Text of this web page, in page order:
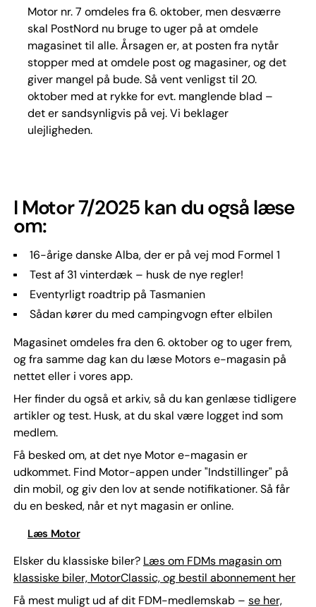
Motor nr. 7 omdeles fra 6. oktober, men desværre
skal PostNord nu bruge to uger på at omdele
magasinet til alle. Årsagen er, at posten fra nytår
stopper med at omdele post og magasiner, og det
giver mangel på bude. Så vent venligst til 20.
oktober med at rykke for evt. manglende blad –
det er sandsynligvis på vej. Vi beklager
ulejligheden.
I Motor 7/2025 kan du også læse
om:
16-årige danske Alba, der er på vej mod Formel 1
Test af 31 vinterdæk – husk de nye regler!
Eventyrligt roadtrip på Tasmanien
Sådan kører du med campingvogn efter elbilen
Magasinet omdeles fra den 6. oktober og to uger frem,
og fra samme dag kan du læse Motors e-magasin på
nettet eller i vores app.
Her finder du også et arkiv, så du kan genlæse tidligere
artikler og test. Husk, at du skal være logget ind som
medlem.
Få besked om, at det nye Motor e-magasin er
udkommet. Find Motor-appen under "Indstillinger" på
din mobil, og giv den lov at sende notifikationer. Så får
du en besked, når et nyt magasin er online.
Læs Motor
Elsker du klassiske biler? Læs om FDMs magasin om
klassiske biler, MotorClassic, og bestil abonnement her
Få mest muligt ud af dit FDM-medlemskab – se her,